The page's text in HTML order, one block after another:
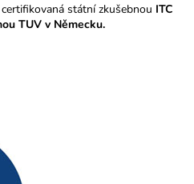
státní zkušebnou ITC
TUV v Německu.